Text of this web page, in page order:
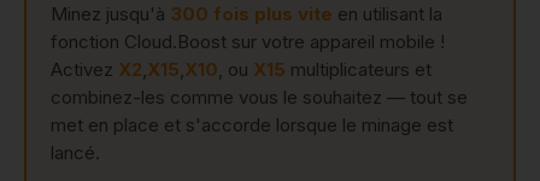
Minez jusqu'à 300 fois plus vite en utilisant la
fonction Cloud.Boost sur votre appareil mobile !
Activez X2 X15 X10 , ou X15 multiplicateurs et
combinez-les comme vous le souhaitez — tout se
met en place et s'accorde lorsque le minage est
lancé.